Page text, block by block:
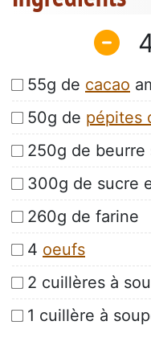
55g de cacao
50g de pépites
250g de beurre
300g de sucre
260g de farine
4 oeufs
2 cuillères à
1 cuillère à